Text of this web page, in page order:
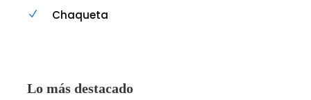
Chaqueta
Lo más destacado